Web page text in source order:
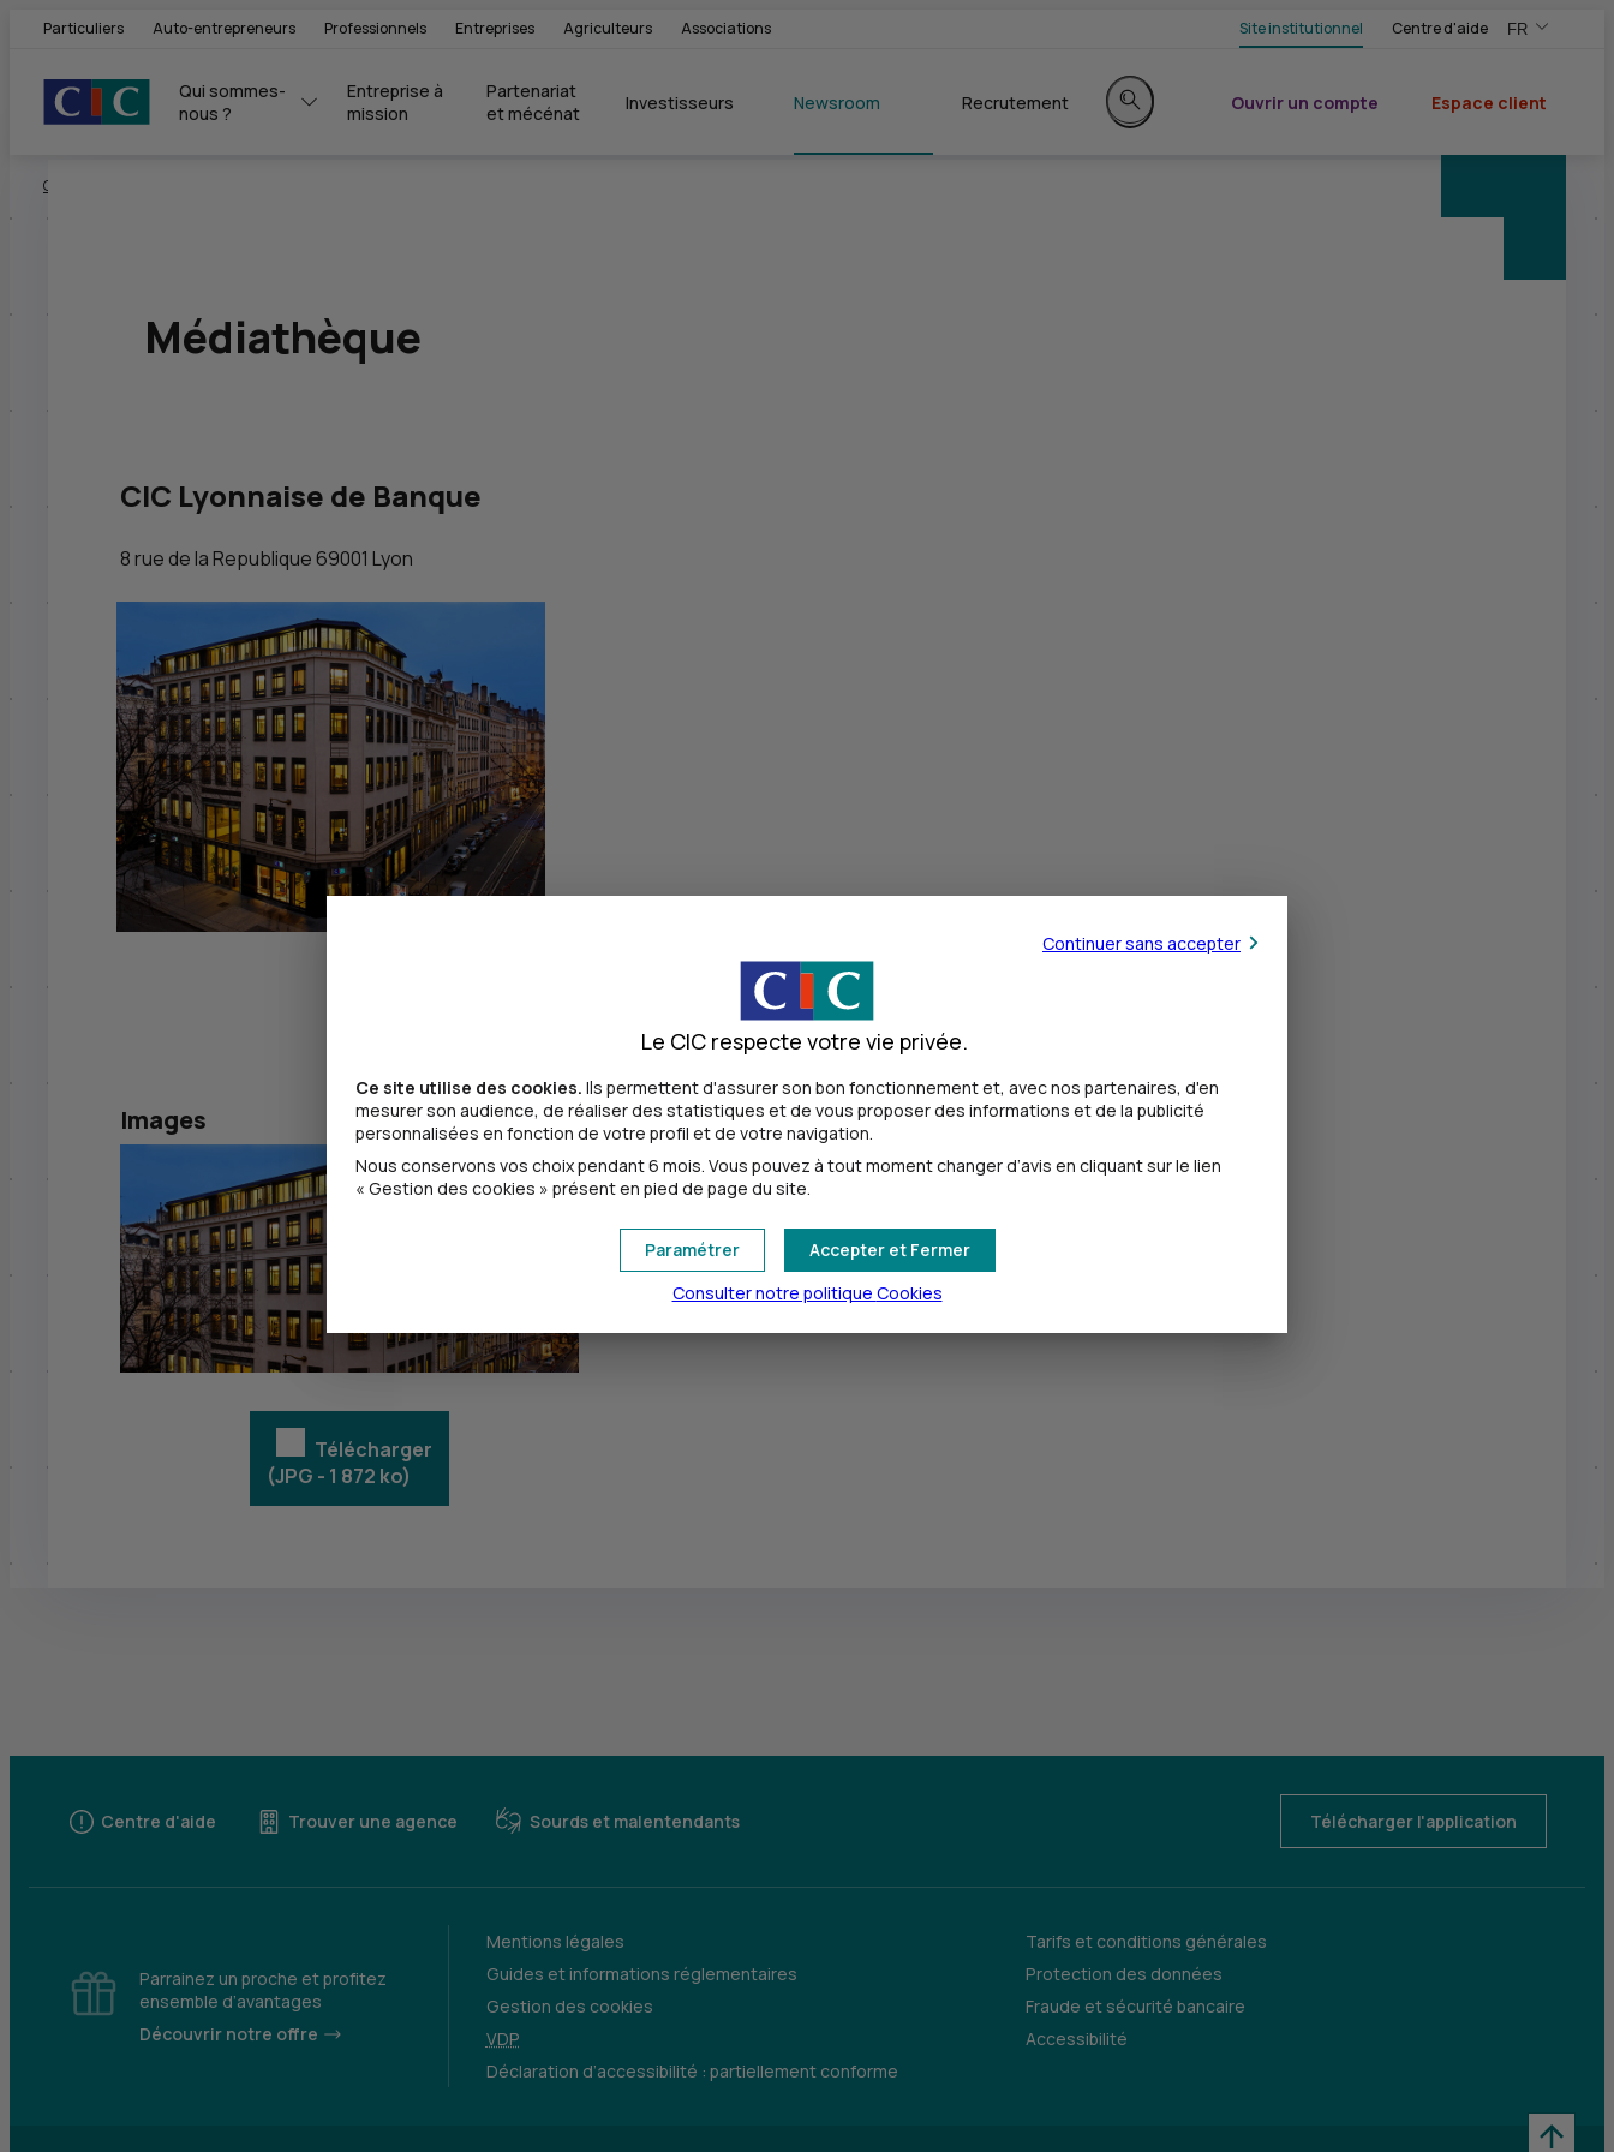
Particuliers Auto-entrepreneurs Professionnels Entreprises Agriculteurs Associations Site institutionnel Centre d'aide FR
,Version
,Changer de
Qui sommes-
nous ?
Entreprise à
mission
Partenariat
et mécénat
Investisseurs Newsroom Recrutement
Rechercher sur le site
Ouvrir un compte
Espace client
Groupe CIC
Médiathèque
CIC Lyonnaise de Banque
8 rue de la Republique 69001 Lyon
Images
Télécharger
(JPG - 1 872 ko)
Centre d'aide Trouver une agence Sourds et malentendants Télécharger l'application
Parrainez un proche et profitez
ensemble d’avantages
Découvrir notre offre
Mentions légales
Tarifs et conditions générales
Guides et informations réglementaires
Protection des données
Gestion des cookies
Fraude et sécurité bancaire
VDP
Accessibilité
Déclaration d’accessibilité : partiellement conforme
Continuer sans accepter
Le CIC respecte votre vie privée.
Ce site utilise des cookies. Ils permettent d'assurer son bon fonctionnement et, avec nos partenaires, d'en
mesurer son audience, de réaliser des statistiques et de vous proposer des informations et de la publicité
personnalisées en fonction de votre profil et de votre navigation.
Nous conservons vos choix pendant 6 mois. Vous pouvez à tout moment changer d’avis en cliquant sur le lien
« Gestion des cookies » présent en pied de page du site.
Accepter et Fermer
Paramétrer
Consulter notre politique Cookies